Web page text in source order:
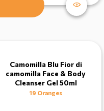
Camomilla Blu Fior di
camomilla Face & Body
Cleanser Gel 50ml
19 Oranges